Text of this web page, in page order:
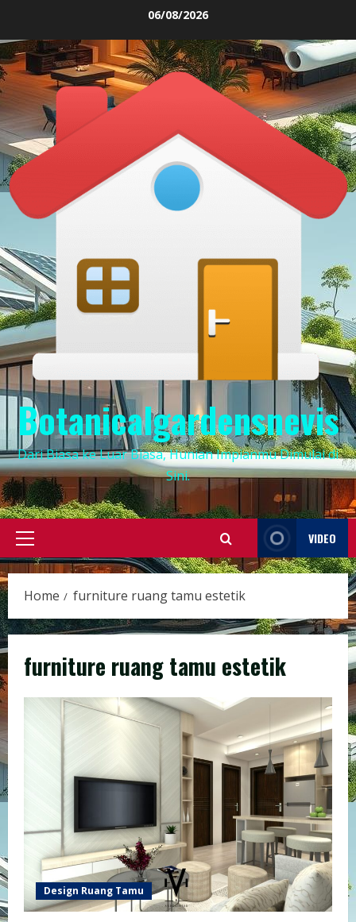
content
06/08/2026
Botanicalgardensnevis
Dari Biasa ke Luar Biasa, Hunian Impianmu Dimulai di
Sini.
Primary
Menu
VIDEO
Home furniture ruang tamu estetik
furniture ruang tamu estetik
Design Ruang Tamu